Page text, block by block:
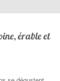
érable et